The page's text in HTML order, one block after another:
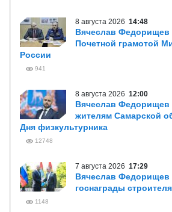
8 августа 2026 14:48
Вячеслав Федорищев
Почетной грамотой
России
941
8 августа 2026 12:00
Вячеслав Федорищев
жителям Самарской
Дня физкультурника
12748
7 августа 2026 17:29
Вячеслав Федорищев
госнаграды
1148